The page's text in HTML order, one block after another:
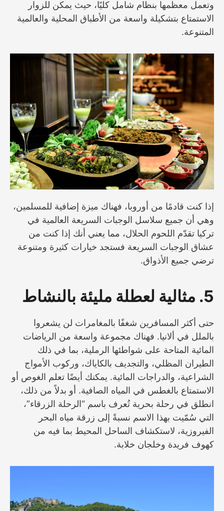
وتعمل معظمها بنظام شامل كليًا، حيث يمكن للزوار
الاستمتاع بتشكيلة واسعة من الأطباق المحلية والعالمية
المتنوعة.
إذا كنت قادمًا من أوروبا، فهناك ميزة إضافية للمسلمين،
وهي أن جميع سلاسل الوجبات السريعة العالمية في
تركيا تقدّم اللحوم الحلال، مما يعني أنك إذا كنت من
عشاق الوجبات السريعة فستجد خيارات كثيرة ومتنوعة
ترضي جميع الأذواق.
5. مثالية لعطلة مليئة بالنشاط
حتى أكثر المسافرين شغفًا بالمغامرات لن يشعروا
بالملل في ألانيا. فهناك مجموعة واسعة من الرياضات
المائية المتاحة على شواطئها الرملية، بما في ذلك
الطيران المظلي، والتجديف بالكاياك، وركوب الأمواج
الشراعية، والدراجات المائية. يمكنك أيضًا تعلم الغوص أو
الاستمتاع بالغطس في المياه الصافية. أو بدلاً من ذلك،
انطلق في رحلة بحرية تُعرف باسم “الرحلة الزرقاء”،
التي سُمّيت بهذا الاسم نسبةً إلى زرقة مياه البحر
الفيروزية، لاستكشاف الساحل المحيط بما فيه من
كهوف فريدة وخلجان خلابة.